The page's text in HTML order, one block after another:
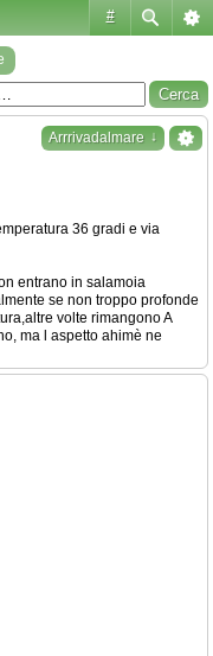
#
Arrrivadalmare ↓
36 gradi e via
entrano in salamoia
se non troppo profonde
volte rimangono A
ma l aspetto ahimè ne